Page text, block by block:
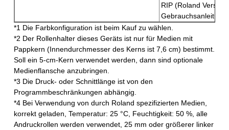
RIP (Roland
Gebrauchsanleitung
*1 Die Farbkonfiguration ist beim Kauf zu wählen.
*2 Der Rollenhalter dieses Geräts ist nur für Medien mit
Pappkern (Innendurchmesser des Kerns ist 7,6 cm) bestimmt.
Soll ein 5-cm-Kern verwendet werden, dann sind optionale
Medienflansche anzubringen.
*3 Die Druck- oder Schnittlänge ist von den
Programmbeschränkungen abhängig.
*4 Bei Verwendung von durch Roland spezifizierten Medien,
korrekt geladen, Temperatur: 25 °C, Feuchtigkeit: 50 %, alle
Andruckrollen werden verwendet, 25 mm oder größerer linker